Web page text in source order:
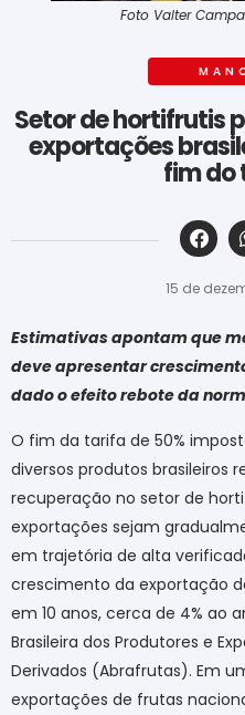
Foto Valter
Setor de hortifrutis
exportações
fim do
15 de
Estimativas apontam que
deve apresentar
dado o efeito rebote da
O fim da tarifa de 50%
diversos produtos brasileiros
recuperação no setor de
exportações sejam
em trajetória de alta
crescimento da exportação
em 10 anos, cerca de 4% ao
Brasileira dos Produtores e
Derivados (Abrafrutas). Em
exportações de frutas